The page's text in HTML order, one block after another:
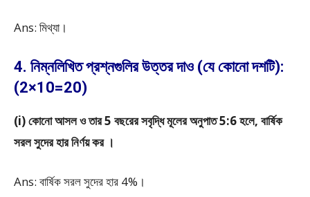
Ans: মিথ্যা।
4. নিম্নলিখিত প্রশ্নগুলির উত্তর দাও (যে কোনো দশটি):
(2×10=20)
(i) কোনো আসল ও তার 5 বছরের সবৃদ্ধি মূলের অনুপাত 5:6 হলে, বার্ষিক
সরল সুদের হার নির্ণয় কর ।
Ans: বার্ষিক সরল সুদের হার 4%।